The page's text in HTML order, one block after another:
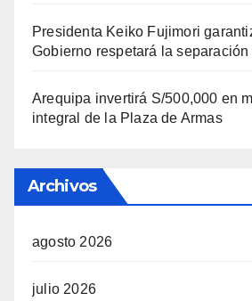
Presidenta Keiko Fujimori
Gobierno respetará la
Arequipa invertirá S/500,000 en
integral de la Plaza de Armas
Archivos
agosto 2026
julio 2026